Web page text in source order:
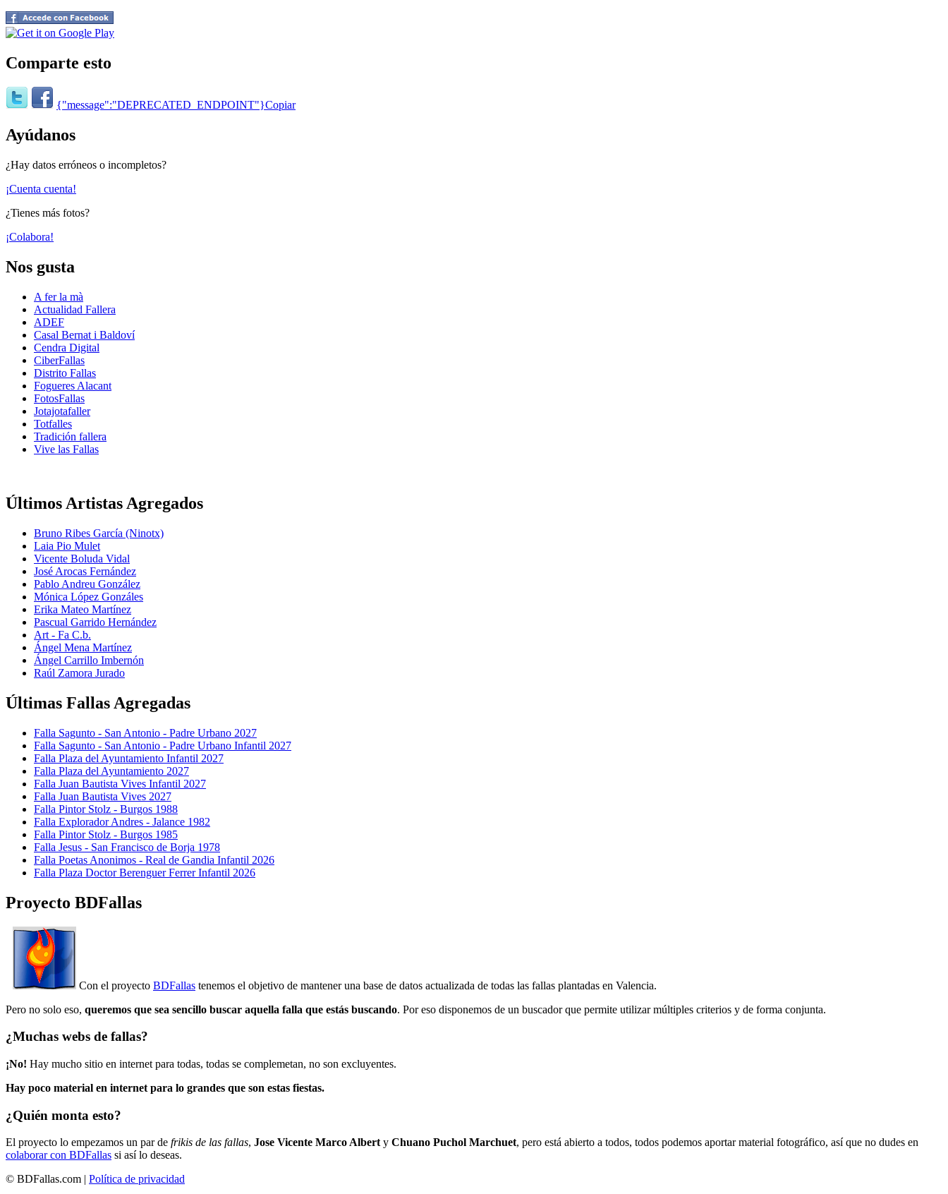
Comparte esto
{"message":"DEPRECATED_ENDPOINT"}Copiar
Ayúdanos
¿Hay datos erróneos o incompletos?
¡Cuenta cuenta!
¿Tienes más fotos?
¡Colabora!
Nos gusta
A fer la mà
Actualidad Fallera
ADEF
Casal Bernat i Baldoví
Cendra Digital
CiberFallas
Distrito Fallas
Fogueres Alacant
FotosFallas
Jotajotafaller
Totfalles
Tradición fallera
Vive las Fallas
Últimos Artistas Agregados
Bruno Ribes García (Ninotx)
Laia Pio Mulet
Vicente Boluda Vidal
José Arocas Fernández
Pablo Andreu González
Mónica López Gonzáles
Erika Mateo Martínez
Pascual Garrido Hernández
Art - Fa C.b.
Ángel Mena Martínez
Ángel Carrillo Imbernón
Raúl Zamora Jurado
Últimas Fallas Agregadas
Falla Sagunto - San Antonio - Padre Urbano 2027
Falla Sagunto - San Antonio - Padre Urbano Infantil 2027
Falla Plaza del Ayuntamiento Infantil 2027
Falla Plaza del Ayuntamiento 2027
Falla Juan Bautista Vives Infantil 2027
Falla Juan Bautista Vives 2027
Falla Pintor Stolz - Burgos 1988
Falla Explorador Andres - Jalance 1982
Falla Pintor Stolz - Burgos 1985
Falla Jesus - San Francisco de Borja 1978
Falla Poetas Anonimos - Real de Gandia Infantil 2026
Falla Plaza Doctor Berenguer Ferrer Infantil 2026
Proyecto BDFallas
Con el proyecto BDFallas tenemos el objetivo de mantener una base de datos actualizada de todas las fallas plantadas en Valencia.
Pero no solo eso, queremos que sea sencillo buscar aquella falla que estás buscando. Por eso disponemos de un buscador que permite utilizar múltiples criterios y de forma conjunta.
¿Muchas webs de fallas?
¡No! Hay mucho sitio en internet para todas, todas se complemetan, no son excluyentes.
Hay poco material en internet para lo grandes que son estas fiestas.
¿Quién monta esto?
El proyecto lo empezamos un par de frikis de las fallas, Jose Vicente Marco Albert y Chuano Puchol Marchuet, pero está abierto a todos, todos podemos aportar material fotográfico, así que no dudes en
colaborar con BDFallas si así lo deseas.
© BDFallas.com | Política de privacidad